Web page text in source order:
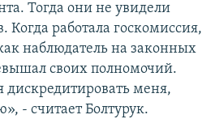
Тогда они не увидели
Когда работала госкомиссия,
наблюдатель на законных
своих полномочий.
дискредитировать меня,
- считает Болтурук.